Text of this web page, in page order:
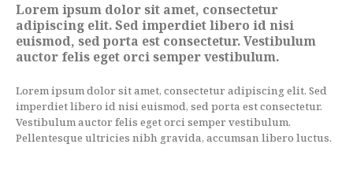
Lorem ipsum dolor sit amet, consectetur
adipiscing elit. Sed imperdiet libero id nisi
euismod, sed porta est consectetur. Vestibulum
auctor felis eget orci semper vestibulum.
Lorem ipsum dolor sit amet, consectetur adipiscing elit. Sed
imperdiet libero id nisi euismod, sed porta est consectetur.
Vestibulum auctor felis eget orci semper vestibulum.
Pellentesque ultricies nibh gravida, accumsan libero luctus.